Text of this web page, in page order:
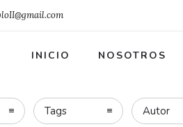
INICIO NOSOTROS
Tags Autor